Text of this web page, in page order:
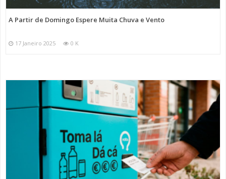
A Partir de Domingo Espere Muita Chuva e Vento
17 Janeiro 2025 0 K